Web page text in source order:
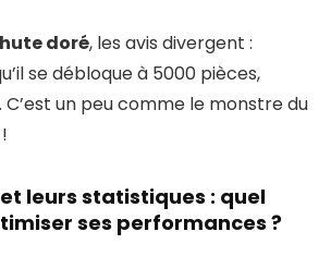
doré, les avis divergent :
se débloque à 5000 pièces,
C’est un peu comme le monstre du
leurs statistiques : quel
ses performances ?